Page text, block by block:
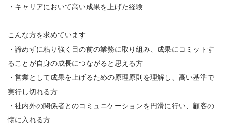
・キャリアにおいて高い成果を上げた経験
こんな方を求めています
・諦めずに粘り強く目の前の業務に取り組み、成果にコミットす
ることが自身の成長につながると思える方
・営業として成果を上げるための原理原則を理解し、高い基準で
実行し切れる方
・社内外の関係者とのコミュニケーションを円滑に行い、顧客の
懐に入れる方